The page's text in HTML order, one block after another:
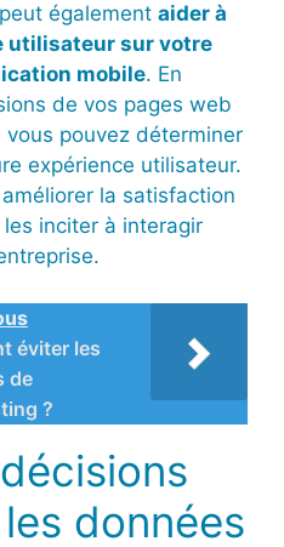
également aider à
utilisateur sur votre
mobile. En
de vos pages web
pouvez déterminer
expérience utilisateur.
la satisfaction
inciter à interagir
éviter les
de
?
données